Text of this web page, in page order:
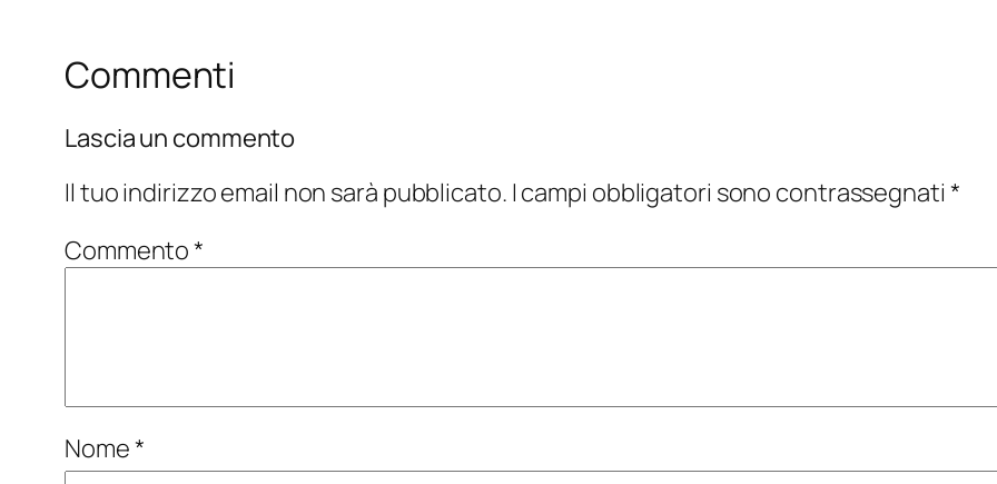
Commenti
Lascia un commento
Il tuo indirizzo email non sarà pubblicato. I campi obbligatori sono contrassegnati *
Commento*
Nome*